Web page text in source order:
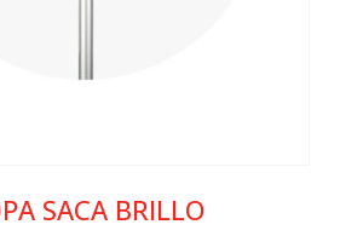
SACA BRILLO